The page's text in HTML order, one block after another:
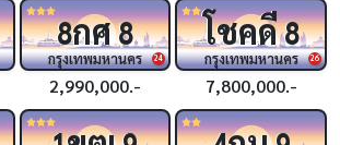
24
8กศ8
กรุงเทพมหานคร
2,990,000.-
26
โชคดี8
กรุงเทพมหานคร
7,800,000.-